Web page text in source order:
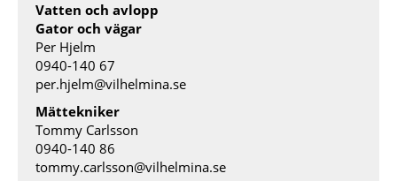
Vatten och avlopp
Gator och vägar
Per Hjelm
0940-140 67
per.hjelm@vilhelmina.se
Mättekniker
Tommy Carlsson
0940-140 86
tommy.carlsson@vilhelmina.se